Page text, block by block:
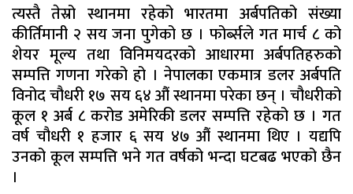
त्यस्तै तेस्रो स्थानमा रहेको भारतमा अर्बपतिको संख्या
कीर्तिमानी २ सय जना पुगेको छ । फोर्ब्सले गत मार्च ८ को
शेयर मूल्य तथा विनिमयदरको आधारमा अर्बपतिहरुको
सम्पत्ति गणना गरेको हो । नेपालका एकमात्र डलर अर्बपति
विनोद चौधरी १७ सय ६४ औं स्थानमा परेका छन् । चौधरीको
कूल १ अर्ब ८ करोड अमेरिकी डलर सम्पत्ति रहेको छ । गत
वर्ष चौधरी १ हजार ६ सय ४७ औं स्थानमा थिए । यद्यपि
उनको कूल सम्पत्ति भने गत वर्षको भन्दा घटबढ भएको छैन
।